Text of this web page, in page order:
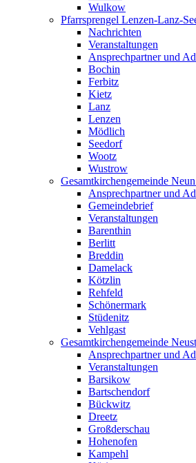
Wulkow
Pfarrsprengel Lenzen-Lanz-
Nachrichten
Veranstaltungen
Ansprechpartner und
Bochin
Ferbitz
Kietz
Lanz
Lenzen
Mödlich
Seedorf
Wootz
Wustrow
Gesamtkirchengemeinde
Ansprechpartner und
Gemeindebrief
Veranstaltungen
Barenthin
Berlitt
Breddin
Damelack
Kötzlin
Rehfeld
Schönermark
Stüdenitz
Vehlgast
Gesamtkirchengemeinde
Ansprechpartner und
Veranstaltungen
Barsikow
Bartschendorf
Bückwitz
Dreetz
Großderschau
Hohenofen
Kampehl